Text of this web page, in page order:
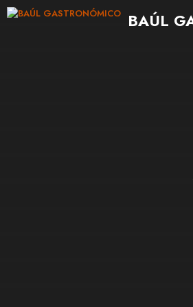
Saltar
BAÚL